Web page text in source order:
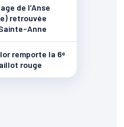
de l’Anse
retrouvée
Anne
remporte la 6ᵉ
rouge